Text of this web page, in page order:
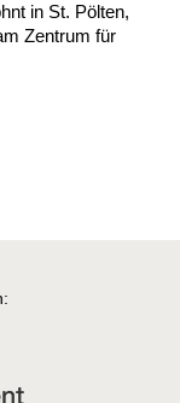
in St. Pölten,
Zentrum für